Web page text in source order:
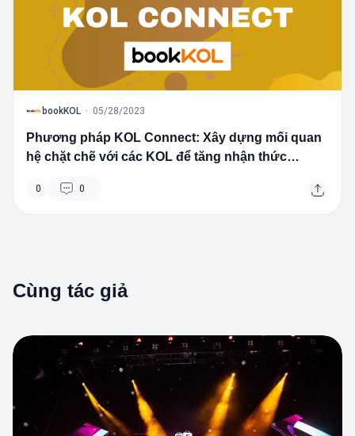
B bookKOL · 05/28/2023
Phương pháp KOL Connect: Xây dựng mối quan
hệ chặt chẽ với các KOL để tăng nhận thức
0 0
Cùng tác giả